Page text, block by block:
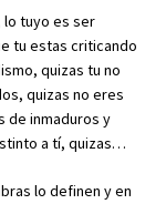
lo tuyo es ser
tu estas criticando
quizas tu no
quizas no eres
de inmaduros y
a tí, quizas…
lo definen y en